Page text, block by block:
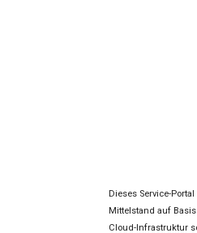
Dieses Service-
Mittelstand auf
Cloud-Infrastruktur